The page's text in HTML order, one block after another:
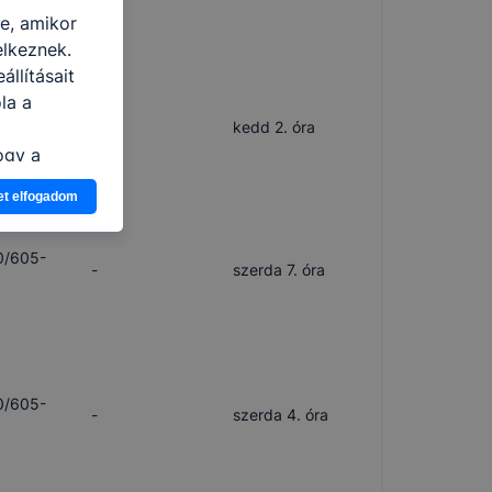
605-
kedd 2. óra
605-
- szerda 7. óra
605-
- szerda 4. óra
amikor
a
a
a
a
honlap a
elfogadom